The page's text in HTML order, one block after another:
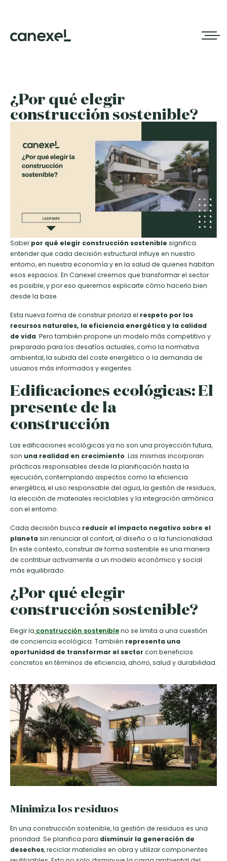
¿Por qué elegir
construcción sostenible?
Saberpor qué elegir construcción sostenible significa
entender que cada decisión estructural influye en nuestro
entorno, en nuestra economía y en la salud de quienes habitan
esos espacios. En Canexel creemos que transformar el sector
es posible, y por eso queremos explicarte cómo hacerlo bien
desde la base.
Esta nueva forma de construir prioriza el respeto por los
recursos naturales, la eficiencia energética y la calidad
de vida. Pero también propone un modelo más competitivo y
preparado para los desafíos actuales, como la normativa
ambiental, la subida del coste energético o la demanda de
usuarios más informados y exigentes.
Edificaciones ecológicas: El
presente de la
construcción
Las edificaciones ecológicas ya no son una proyección futura,
son una realidad en crecimiento. Las mismas incorporan
prácticas responsables desde la planificación hasta la
ejecución, contemplando aspectos como la eficiencia
energética, el uso responsable del agua, la gestión de residuos,
la elección de materiales reciclables y la integración armónica
con el entorno.
Cada decisión busca reducir el impacto negativo sobre el
planetasin renunciar al confort, al diseño o a la funcionalidad.
En este contexto, construir de forma sostenible es una manera
de contribuir activamente a un modelo económico y social
más equilibrado.
¿Por qué elegir
construcción sostenible?
Elegir la construcción sostenibleno se limita a una cuestión
de conciencia ecológica. También representa una
oportunidad de transformar el sector con beneficios
concretos en términos de eficiencia, ahorro, salud y durabilidad.
Minimiza los residuos
En una construcción sostenible, la gestión de residuos es una
prioridad. Se planifica para disminuir la generación de
desechos, reciclar materiales en obra y utilizar componentes